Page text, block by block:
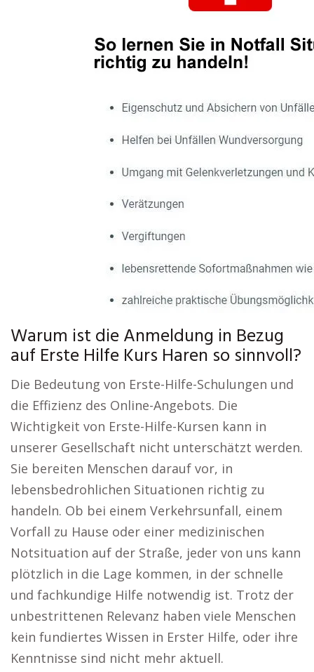
Warum ist die Anmeldung in Bezug
auf Erste Hilfe Kurs Haren so sinnvoll?
Die Bedeutung von Erste-Hilfe-Schulungen und
die Effizienz des Online-Angebots. Die
Wichtigkeit von Erste-Hilfe-Kursen kann in
unserer Gesellschaft nicht unterschätzt werden.
Sie bereiten Menschen darauf vor, in
lebensbedrohlichen Situationen richtig zu
handeln. Ob bei einem Verkehrsunfall, einem
Vorfall zu Hause oder einer medizinischen
Notsituation auf der Straße, jeder von uns kann
plötzlich in die Lage kommen, in der schnelle
und fachkundige Hilfe notwendig ist. Trotz der
unbestrittenen Relevanz haben viele Menschen
kein fundiertes Wissen in Erster Hilfe, oder ihre
Kenntnisse sind nicht mehr aktuell.